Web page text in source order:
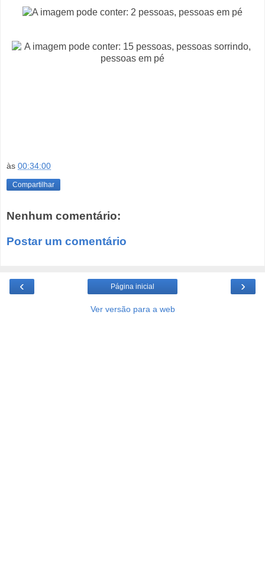
às 00:34:00
Compartilhar
Nenhum comentário:
Postar um comentário
‹ ›
Página inicial
Ver versão para a web